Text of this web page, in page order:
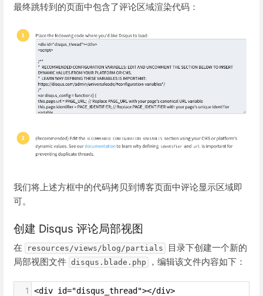
最终跳转到的页面中包含了评论区域渲染代码：
我们将上述方框中的代码拷贝到博客页面中评论显示区域即
可。
创建 Disqus 评论局部视图
在 resources/views/blog/partials
目录下创建一个新的
局部视图文件 disqus.blade.php ，编辑该文件内容如下：
1 <div id="disqus_thread"></div>